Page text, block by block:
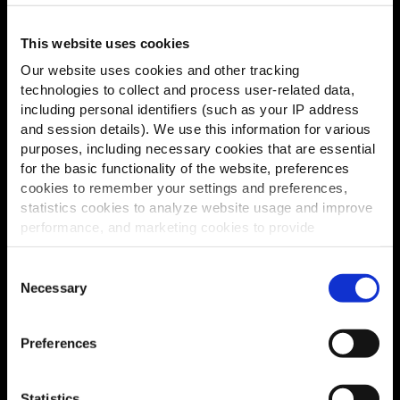
This website uses cookies
Our website uses cookies and other tracking
technologies to collect and process user-related data,
including personal identifiers (such as your IP address
and session details). We use this information for various
purposes, including necessary cookies that are essential
for the basic functionality of the website, preferences
cookies to remember your settings and preferences,
statistics cookies to analyze website usage and improve
performance, and marketing cookies to provide
personalized content and advertising.
By clicking 'Allow all cookies', you consent to the use of
all cookies. If you'd like to customize your preferences,
you can do so by clicking the options below and selecting
'Allow selection.'
To learn more about our cookies, click on "Show details."
Selection
Necessary
Preferences
Crunchy Petals
Agrémentez donc votre menu avec les Crunchy
Petals, de délicieuses tranches de pomme de terre
salées en forme de S avec la peau et une couche
croquante. Précuites et surgelées.